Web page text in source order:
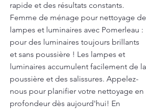
rapide et des résultats constants.
Femme de ménage pour nettoyage de
lampes et luminaires avec Pomerleau :
pour des luminaires toujours brillants
et sans poussière ! Les lampes et
luminaires accumulent facilement de la
poussière et des salissures. Appelez-
nous pour planifier votre nettoyage en
profondeur dès aujourd'hui! En